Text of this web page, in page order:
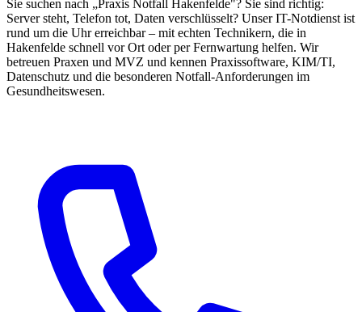
Sie suchen nach „Praxis Notfall Hakenfelde"? Sie sind richtig:
Server steht, Telefon tot, Daten verschlüsselt? Unser IT-Notdienst ist
rund um die Uhr erreichbar – mit echten Technikern, die in
Hakenfelde schnell vor Ort oder per Fernwartung helfen. Wir
betreuen Praxen und MVZ und kennen Praxissoftware, KIM/TI,
Datenschutz und die besonderen Notfall-Anforderungen im
Gesundheitswesen.